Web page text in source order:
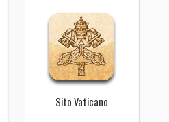
Sito Vaticano